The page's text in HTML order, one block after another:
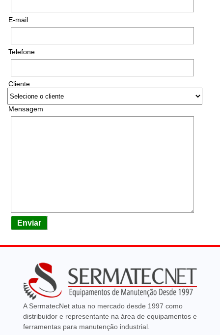
E-mail
Telefone
Cliente
Mensagem
Enviar
A SermatecNet atua no mercado desde 1997 como
distribuidor e representante na área de equipamentos e
ferramentas para manutenção industrial.